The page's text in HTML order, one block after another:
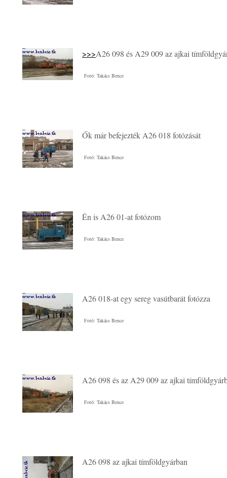
>>>A26 098 és A29 009 az ajkai
Fotó: Takács Bence
Ők már befejezték A26 018 fotózását
Fotó: Takács Bence
Én is A26 01-at fotózom
Fotó: Takács Bence
A26 018-at egy sereg vasútbarát fotózza
Fotó: Takács Bence
A26 098 és az A29 009 az ajkai
Fotó: Takács Bence
A26 098 az ajkai tímföldgyárban